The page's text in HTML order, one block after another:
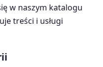
w naszym katalogu
treści i usługi